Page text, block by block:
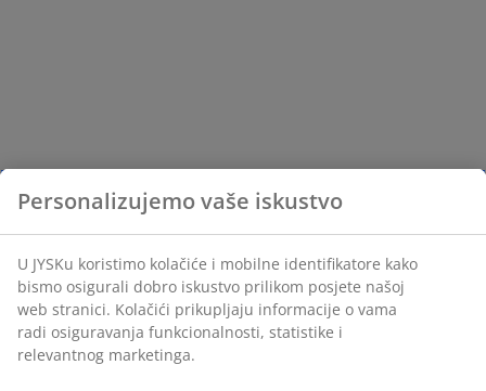
Personalizujemo vaše iskustvo
U JYSKu koristimo kolačiće i mobilne identifikatore kako
bismo osigurali dobro iskustvo prilikom posjete našoj
web stranici. Kolačići prikupljaju informacije o vama
radi osiguravanja funkcionalnosti, statistike i
relevantnog marketinga.